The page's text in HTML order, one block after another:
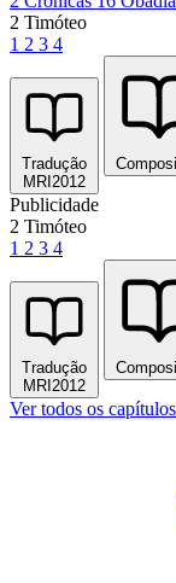
2 Timóteo
1 2 3 4
Tradução
MRI2012
Publicidade
2 Timóteo
1 2 3 4
Tradução
MRI2012
Ver todos os